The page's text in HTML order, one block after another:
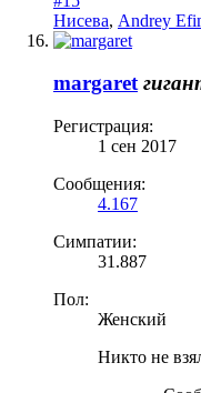
Нисева, Andrey
margaret
Регистрация:
1 сен 2017
Сообщения:
4.167
Симпатии:
31.887
Пол:
Женский
Никто не